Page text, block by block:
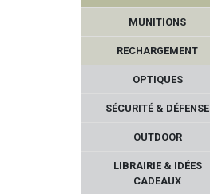
MUNITIONS
RECHARGEMENT
OPTIQUES
SÉCURITÉ & DÉFENSE
OUTDOOR
LIBRAIRIE & IDÉES
CADEAUX